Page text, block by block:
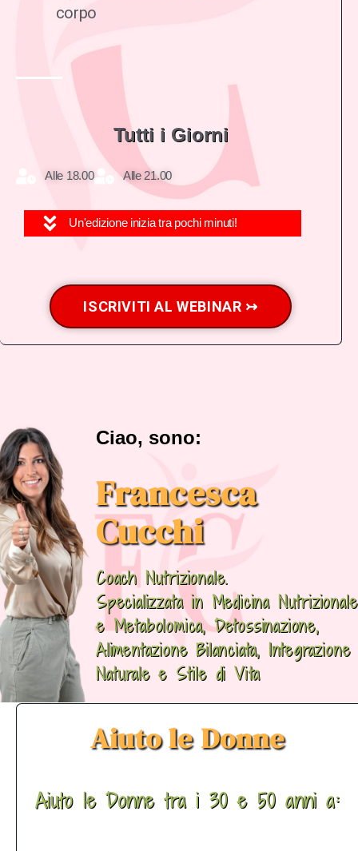
corpo​
Tutti i Giorni
Alle 18.00 Alle 21.00
Un'edizione inizia tra pochi minuti!
ISCRIVITI AL WEBINAR ↣
Ciao, sono:
Francesca
Cucchi
Coach Nutrizionale.
Specializzata in Medicina Nutrizionale
e Metabolomica, Detossinazione,
Alimentazione Bilanciata, Integrazione
Naturale e Stile di Vita
Aiuto le Donne
Aiuto le Donne tra i 30 e 50 anni a: